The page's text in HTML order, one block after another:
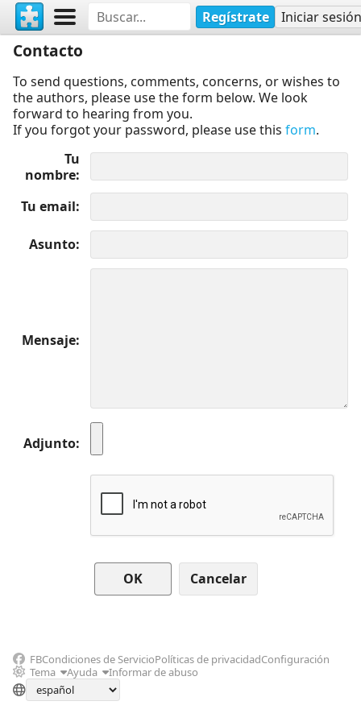
Regístrate Iniciar sesión
Contacto
To send questions, comments, concerns, or wishes to
the authors, please use the form below. We look
forward to hearing from you.
If you forgot your password, please use this form.
Tu
nombre
Tu email
Asunto
Mensaje
Adjunto
Cancelar
FBCondiciones de ServicioPolíticas de privacidadConfiguración
Tema
Ayuda Informar de abuso